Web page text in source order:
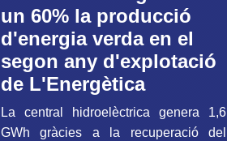
un 60% la producció
d'energia verda en el
segon any d'explotació
de L'Energètica
La central hidroelèctrica genera 1,6
GWh gràcies a la recuperació del